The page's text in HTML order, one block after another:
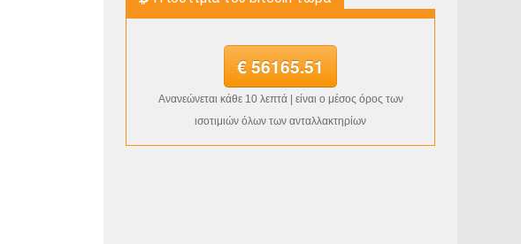
€ 56165.51
Ανανεώνεται κάθε 10 λεπτά | είναι ο μέσος όρος των
ισοτιμιών όλων των ανταλλακτηρίων